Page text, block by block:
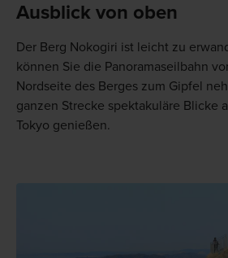
Ausblick von oben
Der Berg Nokogiri ist leicht zu
können Sie die Panoramaseilbahn
Nordseite des Berges zum Gipfel
ganzen Strecke spektakuläre Blicke
Tokyo genießen.